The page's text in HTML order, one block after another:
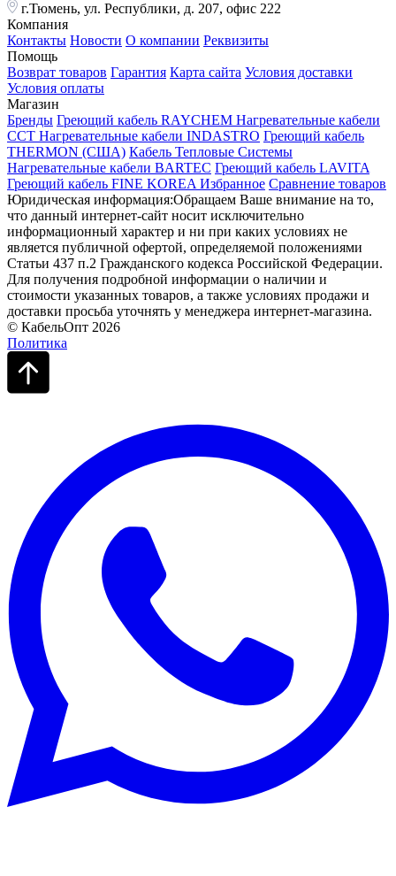
г.Тюмень, ул. Республики, д. 207, офис 222
Компания
Контакты Новости О компании Реквизиты
Помощь
Возврат товаров Гарантия Карта сайта Условия доставки
Условия оплаты
Магазин
Бренды Греющий кабель RAYCHEM Нагревательные кабели
ССТ Нагревательные кабели INDASTRO Греющий кабель
THERMON (США) Кабель Тепловые Системы
Нагревательные кабели BARTEC Греющий кабель LAVITA
Греющий кабель FINE KOREA Избранное Сравнение товаров
Юридическая информация:Обращаем Ваше внимание на то,
что данный интернет-сайт носит исключительно
информационный характер и ни при каких условиях не
является публичной офертой, определяемой положениями
Статьи 437 п.2 Гражданского кодекса Российской Федерации.
Для получения подробной информации о наличии и
стоимости указанных товаров, а также условиях продажи и
доставки просьба уточнять у менеджера интернет-магазина.
© КабельОпт 2026
Политика